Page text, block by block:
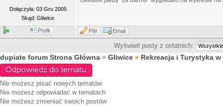
Dołączyła: 03 Gru 2005
Skąd: Gliwice
Profil PW Email
Wyświetl posty z ostatnich:
dupiate forum Strona Główna » Gliwice » Rekreacja i Turystyka
Odpowiedz do tematu
Nie możesz pisać nowych tematów
Nie możesz odpowiadać w tematach
Nie możesz zmieniać swoich postów